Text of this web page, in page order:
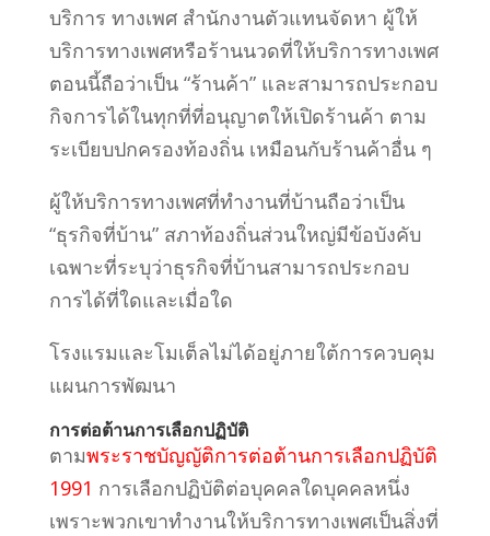
บริการ ทางเพศ สำนักงานตัวแทนจัดหา ผู้ให้
บริการทางเพศหรือร้านนวดที่ให้บริการทางเพศ
ตอนนี้ถือว่าเป็น “ร้านค้า” และสามารถประกอบ
กิจการได้ในทุกที่ที่อนุญาตให้เปิดร้านค้า ตาม
ระเบียบปกครองท้องถิ่น เหมือนกับร้านค้าอื่น ๆ
ผู้ให้บริการทางเพศที่ทำงานที่บ้านถือว่าเป็น
“ธุรกิจที่บ้าน” สภาท้องถิ่นส่วนใหญ่มีข้อบังคับ
เฉพาะที่ระบุว่าธุรกิจที่บ้านสามารถประกอบ
การได้ที่ใดและเมื่อใด
โรงแรมและโมเต็ลไม่ได้อยู่ภายใต้การควบคุม
แผนการพัฒนา
การต่อต้านการเลือกปฏิบัติ
ตามพระราชบัญญัติการต่อต้านการเลือกปฏิบัติ
1991 การเลือกปฏิบัติต่อบุคคลใดบุคคลหนึ่ง
เพราะพวกเขาทำงานให้บริการทางเพศเป็นสิ่งที่